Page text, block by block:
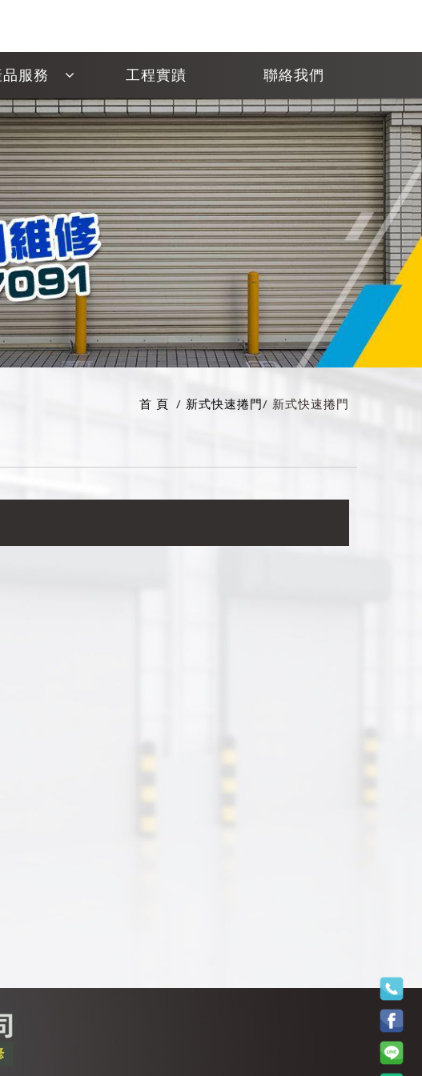
品服務 工程實蹟 聯絡我們
首 頁 新式快速捲門 新式快速捲門